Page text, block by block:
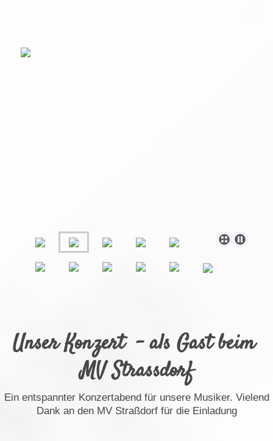
Unser Konzert - als Gast beim
MV Strassdorf
Ein entspannter Konzertabend für unsere Musiker. Vielend
Dank an den MV Straßdorf für die Einladung